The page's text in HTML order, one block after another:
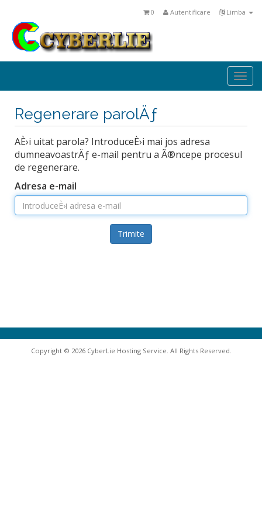
Limba
Autentificare
0
Regenerare parolÄƒ
AÈ›i uitat parola? IntroduceÈ›i mai jos adresa
dumneavoastrÄƒ e-mail pentru a Ã®ncepe procesul
de regenerare.
Adresa e-mail
Trimite
Copyright © 2026 CyberLie Hosting Service. All Rights Reserved.